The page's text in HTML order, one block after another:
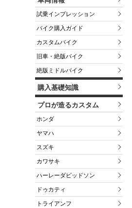
試乗インプレッション
バイク購入ガイド
カスタムバイク
旧車・絶版バイク
絶版ミドルバイク
購入基礎知識
プロが造るカスタム
ホンダ
ヤマハ
スズキ
カワサキ
ハーレーダビッドソン
ドゥカティ
トライアンフ